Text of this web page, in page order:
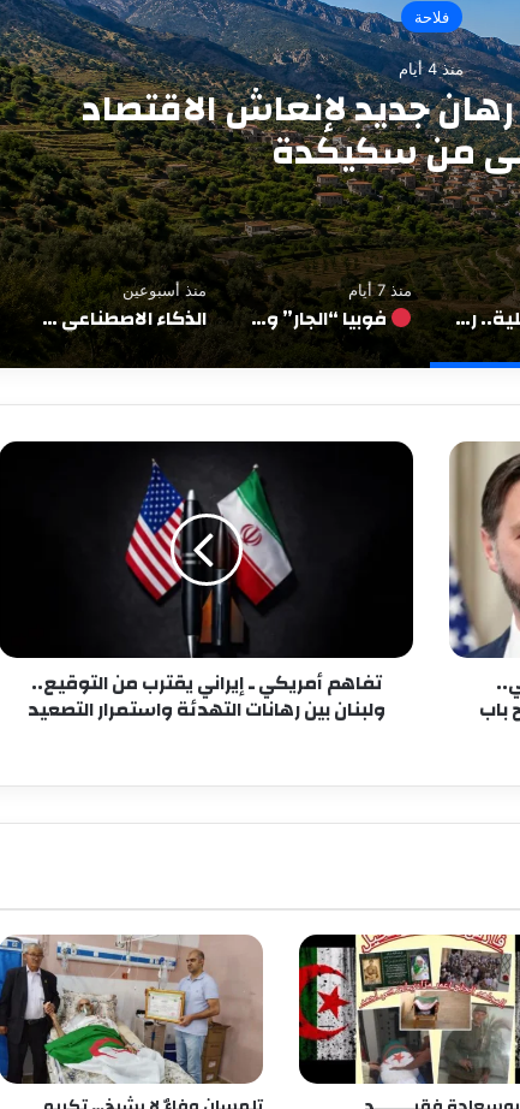
وطني
منذ 7 أيام
“الأغيار”: عن سيادة تُرفع
وتتوارى أمام الغريب
الفلاحة الجبلية.. رهان جديد لإنعاش الاقتصاد الريفي من سكيكدة
منذ 7 أيام
فوبيا “الجار” وصمت “الأغيار”: عن سيادة تُرفع في وجه الشقيق وتتوارى أمام الغريب
منذ أسبوعين
الذكاء الاصطناعي والجيل الخامس عاملان مهمان في تطوير الاقتصاد وتحسين الخدمات الاجتماعية
باب
تفاهم أمريكي ـ إيراني يقترب من التوقيع..
ولبنان بين رهانات التهدئة واستمرار التصعيد